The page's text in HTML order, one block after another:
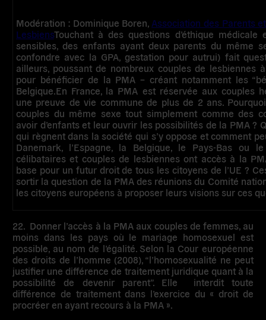
Modération : Dominique Boren, Association des Parents
LesbiensTouchant à des questions d’éthique
sensibles, des enfants ayant deux parents du même
confondre avec la GPA, gestation pour autrui) fait
ailleurs, poussant de nombreux couples de lesbiennes
pour bénéficier de la PMA – créant notamment les
Belgique.En France, la PMA est réservée aux couples
une preuve de vie commune de plus de 2 ans.
couples du même sexe tout simplement comme des
avoir d’enfants et leur ouvrir les possibilités de la PMA ?
qui règnent dans la société qui s’y oppose et comment
Danemark, l’Espagne, la Belgique, le Pays-Bas ou
célibataires et couples de lesbiennes ont accès à la
base pour un futur droit de tous les citoyens de l’UE ?
sortir la question de la PMA des réunions du Comité
les citoyens européens à proposer leurs visions sur ces
22. Donner l’accès à la PMA aux couples de femmes , au
moins dans les pays où le mariage homosexuel est
possible, au nom de l’égalité. Selon la Cour européenne
des droits de l’homme (2008), “l’homosexualité ne peut
justifier une différence de traitement juridique quant à la
possibilité de devenir parent”. Elle interdit toute
différence de traitement dans l’exercice du « droit de
procréer en ayant recours à la PMA ».